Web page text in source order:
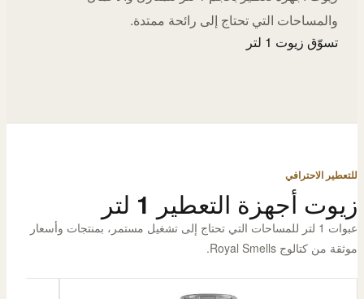
والمساحات التي تحتاج إلى رائحة ممتدة.
تسوّق زيوت 1 لتر
للتعطير الاحترافي
زيوت أجهزة التعطير 1 لتر
عبوات 1 لتر للمساحات التي تحتاج إلى تشغيل مستمر، بمنتجات وأسعار
موثقة من كتالوج Royal Smells.